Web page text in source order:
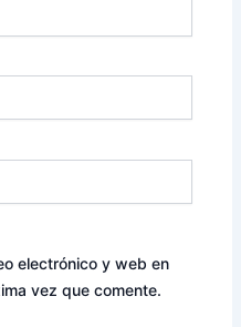
electrónico y web en
vez que comente.